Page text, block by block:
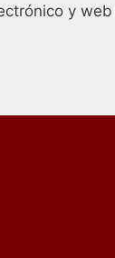
y